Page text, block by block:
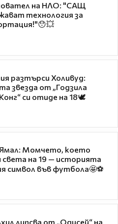
на НЛО: "САЩ
технология за
разтърси Холивуд:
звезда от „Годзила
си отиде на 18🕊️
Момчето, което
света на 19 — историята
символ във футбола🤩⚽
липсва от „Одисей“ на